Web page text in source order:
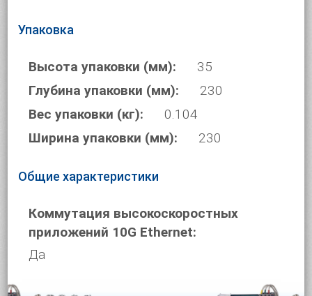
Упаковка
Высота упаковки (мм):
35
Глубина упаковки (мм):
230
Вес упаковки (кг):
0.104
Ширина упаковки (мм):
230
Общие характеристики
Коммутация высокоскоростных
приложений 10G Ethernet:
Да